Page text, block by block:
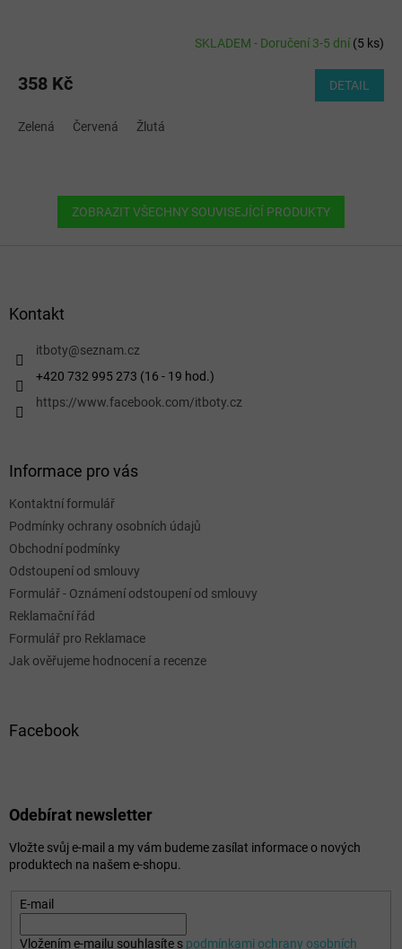
SKLADEM - Doručení 3-5 dní(5 ks)
358 Kč DETAIL
Zelená Červená Žlutá
ZOBRAZIT VŠECHNY SOUVISEJÍCÍ PRODUKTY
Kontakt
itboty@seznam.cz
+420 732 995 273 (16 - 19 hod.)
https://www.facebook.com/itboty.cz
Informace pro vás
Kontaktní formulář
Podmínky ochrany osobních údajů
Obchodní podmínky
Odstoupení od smlouvy
Formulář - Oznámení odstoupení od smlouvy
Reklamační řád
Formulář pro Reklamace
Jak ověřujeme hodnocení a recenze
Facebook
Odebírat newsletter
Vložte svůj e-mail a my vám budeme zasílat informace o nových
produktech na našem e-shopu.
E-mail
Vložením e-mailu souhlasíte s podmínkami ochrany osobních